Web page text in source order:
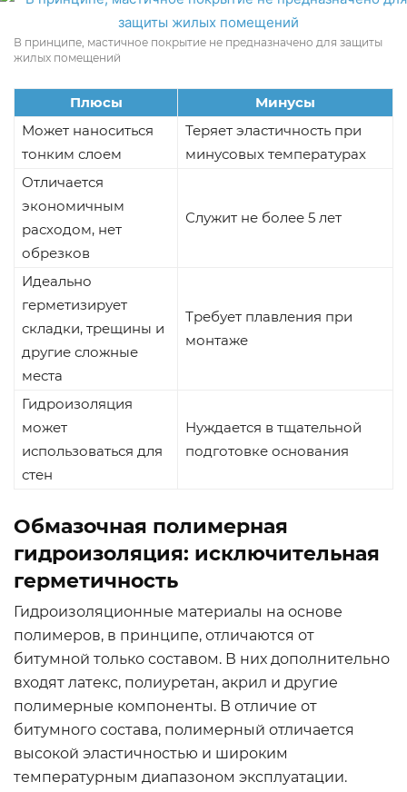
В принципе, мастичное покрытие не предназначено для защиты
жилых помещений
Плюсы
Минусы
Может наноситься
тонким слоем
Теряет эластичность при
минусовых температурах
Отличается
экономичным
расходом, нет
обрезков
Служит не более 5 лет
Идеально
герметизирует
складки, трещины и
другие сложные
места
Требует плавления при
монтаже
Гидроизоляция
может
использоваться для
стен
Нуждается в тщательной
подготовке основания
Обмазочная полимерная
гидроизоляция: исключительная
герметичность
Гидроизоляционные материалы на основе
полимеров, в принципе, отличаются от
битумной только составом. В них дополнительно
входят латекс, полиуретан, акрил и другие
полимерные компоненты. В отличие от
битумного состава, полимерный отличается
высокой эластичностью и широким
температурным диапазоном эксплуатации.